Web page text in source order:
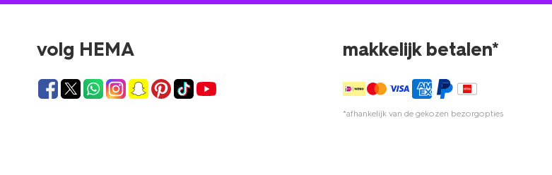
volg HEMA makkelijk betalen*
*afhankelijk van de gekozen bezorgopties